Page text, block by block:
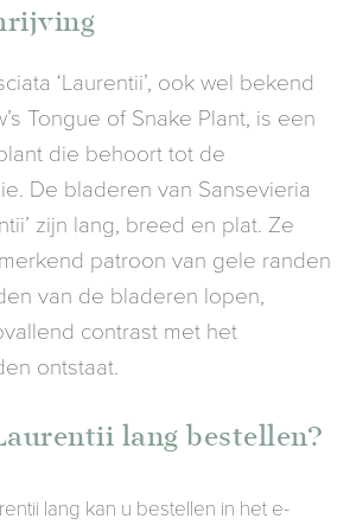
‘Laurentii’, ook wel bekend
Tongue of Snake Plant, is een
die behoort tot de
De bladeren van Sansevieria
zijn lang, breed en plat. Ze
patroon van gele randen
van de bladeren lopen,
contrast met het
ontstaat.
lang bestellen?
lang kan u bestellen in het e-